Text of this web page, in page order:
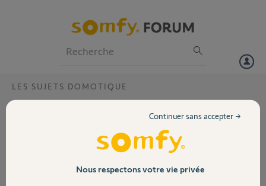
Volet
LES SUJETS DOMOTIQUE
probleme tahoma impossible de supprimer
Bonjour, je dois vendre ma tahomas
mais impossible de supprimer mes 63
équipements de Waves
Nous respectons votre vie privée
Continuer sans accepter →